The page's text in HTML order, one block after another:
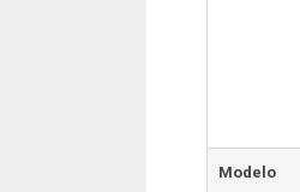
Modelo